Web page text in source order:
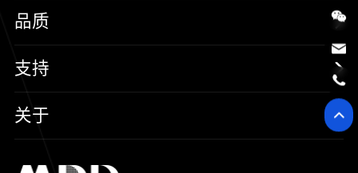
保护器件
三极管
SiC
消费电子
汽车电子
新能源
品质
可靠性实验室
质量与环境
支持
样品与支持
关于